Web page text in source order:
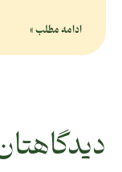
ادامه مطلب »